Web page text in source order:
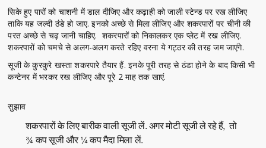
सिके हुए पारों को चाशनी में डाल दीजिए और कढ़ाही को जाली स्टेन्ड पर रख लीजिए
ताकि यह जल्दी ठंडे हो जाए. इनको अच्छे से मिला लीजिए और शकरपारों पर चीनी की
परत अच्छे से चढ़ जानी चाहिए. शकरपारों को निकालकर एक प्लेट में रख लीजिए.
शकरपारों को चमचे से अलग-अलग करते रहिए वरना ये गट्ठर की तरह जम जाएंगे.
सूजी के कुरकुरे खस्ता शकरपारे तैयार हैं. इनके पूरी तरह से ठंडा होने के बाद किसी भी
कन्टेनर में भरकर रख लीजिए और पूरे 2 माह तक खाएं.
सुझाव
शकरपारों के लिए बारीक वाली सूजी लें. अगर मोटी सूजी ले रहे हैं, तो
¾ कप सूजी और ¼ कप मैदा मिला लें.